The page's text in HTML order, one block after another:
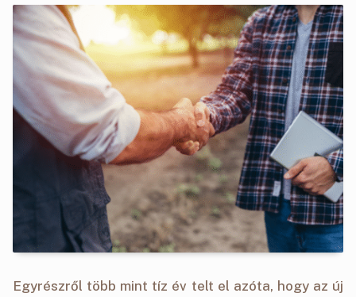
Egyrészről több mint tíz év telt el azóta, hogy az új